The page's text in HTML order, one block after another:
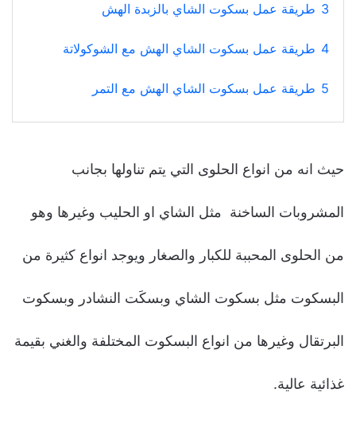
3 طريقة عمل بسكوت الشاي بالزبدة الهش
4 طريقة عمل بسكوت الشاي الهش مع الشوكولاتة
5 طريقة عمل بسكوت الشاي الهش مع التمر
حيث انه من انواع الحلوى التي يتم تناولها بجانب
المشروبات الساخنة مثل الشاي او الحليب وغيرها وهو
من الحلوى المحببة للكبار والصغار ويوجد انواع كثيرة من
البسكوت مثل بسكوت الشاي وبسكَت النشادر وبسكوت
البرتقال وغيرها من انواع البسكوت المختلفة والغني بقيمة
غذائية عالية.